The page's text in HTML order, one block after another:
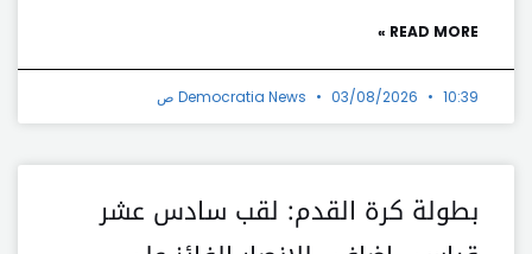
READ MORE »
Democratia News 03/08/2026 10:39 ص
بطولة كرة القدم: لقب سادس عشر